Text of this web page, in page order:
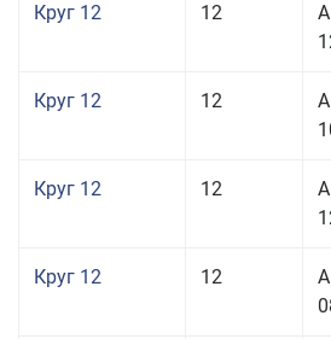
Круг 12 12
Круг 12 12
Круг 12 12
Круг 12 12